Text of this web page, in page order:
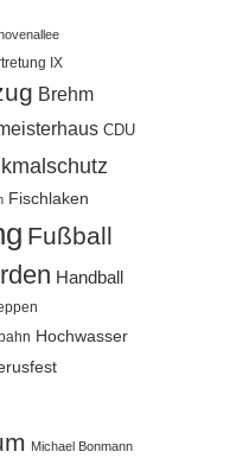
IX
Brehm
CDU
Fischlaken
Fußball
Handball
Hochwasser
Michael Bonmann